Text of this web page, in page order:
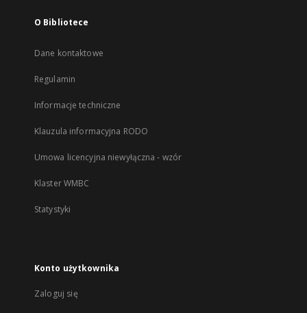
O Bibliotece
Dane kontaktowe
Regulamin
Informacje techniczne
Klauzula informacyjna RODO
Umowa licencyjna niewyłączna - wzór
Klaster WMBC
Statystyki
Konto użytkownika
Zaloguj się